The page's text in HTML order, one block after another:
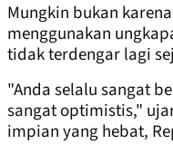
Mungkin bukan
menggunakan
tidak terdengar lagi
"Anda selalu sangat
sangat optimistis,"
impian yang hebat,